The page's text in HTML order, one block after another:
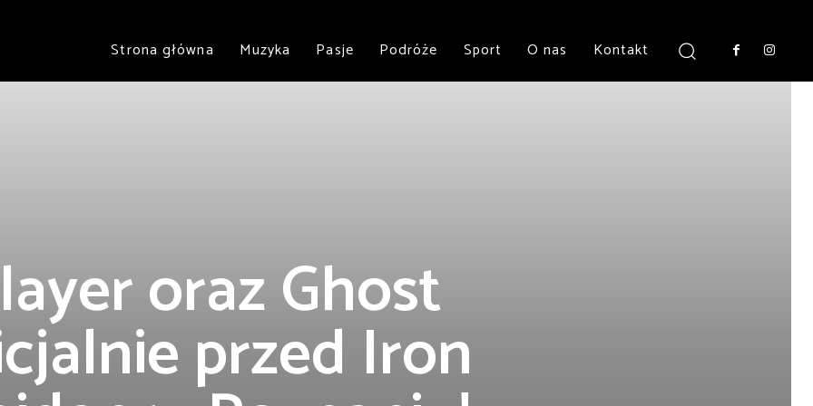
Strona główna Muzyka Pasje Podróże Sport O nas Kontakt
oraz Ghost
przed Iron